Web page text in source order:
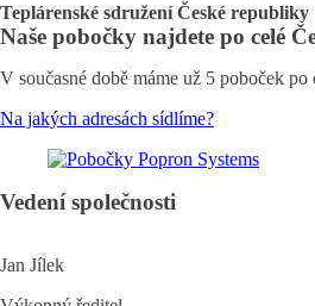
Teplárenské sdružení České republiky
Naše pobočky najdete po celé
V současné době máme už 5 poboček
Na jakých adresách sídlíme?
Vedení společnosti
Jan Jílek